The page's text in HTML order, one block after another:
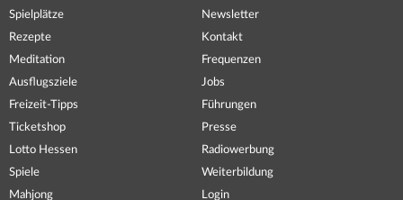
Spielplätze
Rezepte
Meditation
Ausflugsziele
Freizeit-Tipps
Ticketshop
Lotto Hessen
Spiele
Mahjong
Newsletter
Kontakt
Frequenzen
Jobs
Führungen
Presse
Radiowerbung
Weiterbildung
Login